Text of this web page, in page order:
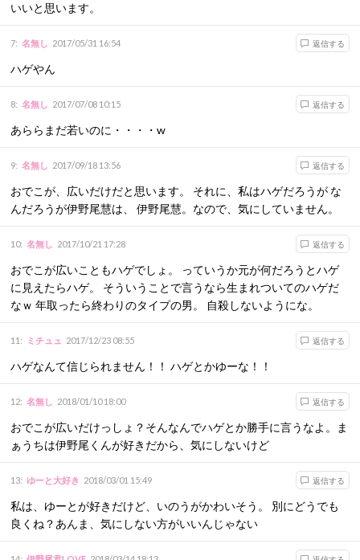
いいと思います。
7: 名無し 2017/05/31 16:54 返信する
ハゲやん
8: 名無し 2017/07/08 10:15 返信する
あららまだ若いのに・・・・w
9: 名無し 2017/09/18 13:56 返信する
おでこが、広いだけだと思います。 それに、私はハゲだろうが な
んだろうが伊野尾慧は、 伊野尾慧。なので、気にしていません。
10: 名無し 2017/10/21 17:28 返信する
おでこが広いこともハゲでしょ。 っていうか元が何だろうとハゲ
に見えたらハゲ。 そういうことで言うなら生まれついてのハゲだ
なｗ 年取ったら終わりのタイプの男。 自殺しないようにな。
11 : ミチュュ 2017/12/23 08:55 返信する
ハゲなんて信じられません！！ ハゲとかゆーな！！
12: 名無し 2018/01/10 18:00 返信する
おでこが広いだけっしょ？そんなんでハゲとか勝手に言うなよ。ま
ぁうちは伊野尾くんが好きだから、気にしないけど
13: ゆーと大好き 2018/03/01 15:49 返信する
私は、ゆーとが好きだけど、いのうがかわいそう。 別にどうでも
良くね？あんま、気にしない方がいいんじゃない